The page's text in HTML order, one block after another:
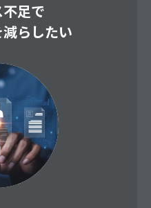
不足で
らしたい